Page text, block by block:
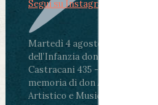
Martedì 4 agosto2026
ore
dell’Infanzia don Aldo Mei -
Castracani 435 -
memoria di don Aldo Mei
Artistico e Musicale
Segui su Instagram